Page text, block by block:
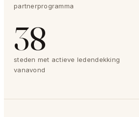
partnerprogramma
38
steden met actieve ledendekking
vanavond